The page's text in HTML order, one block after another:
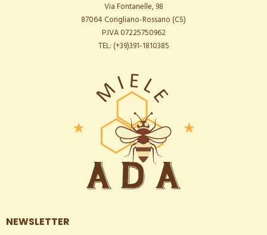
Via Fontanelle, 98
87064 Corigliano-Rossano (CS)
P.IVA 07225750962
TEL: (+39)391-1810385
NEWSLETTER